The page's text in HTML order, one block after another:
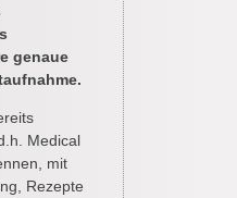
genaue
Medical
mit
Rezepte